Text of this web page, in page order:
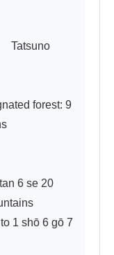
forest: 9
24 bu
6 se 20
1 shō 6 gō 7